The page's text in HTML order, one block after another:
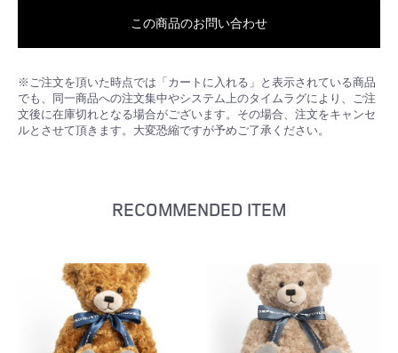
この商品のお問い合わせ
※ご注文を頂いた時点では「カートに入れる」と表示されている商品
でも、同一商品への注文集中やシステム上のタイムラグにより、ご注
文後に在庫切れとなる場合がございます。その場合、注文をキャンセ
ルとさせて頂きます。大変恐縮ですが予めご了承ください。
RECOMMENDED ITEM